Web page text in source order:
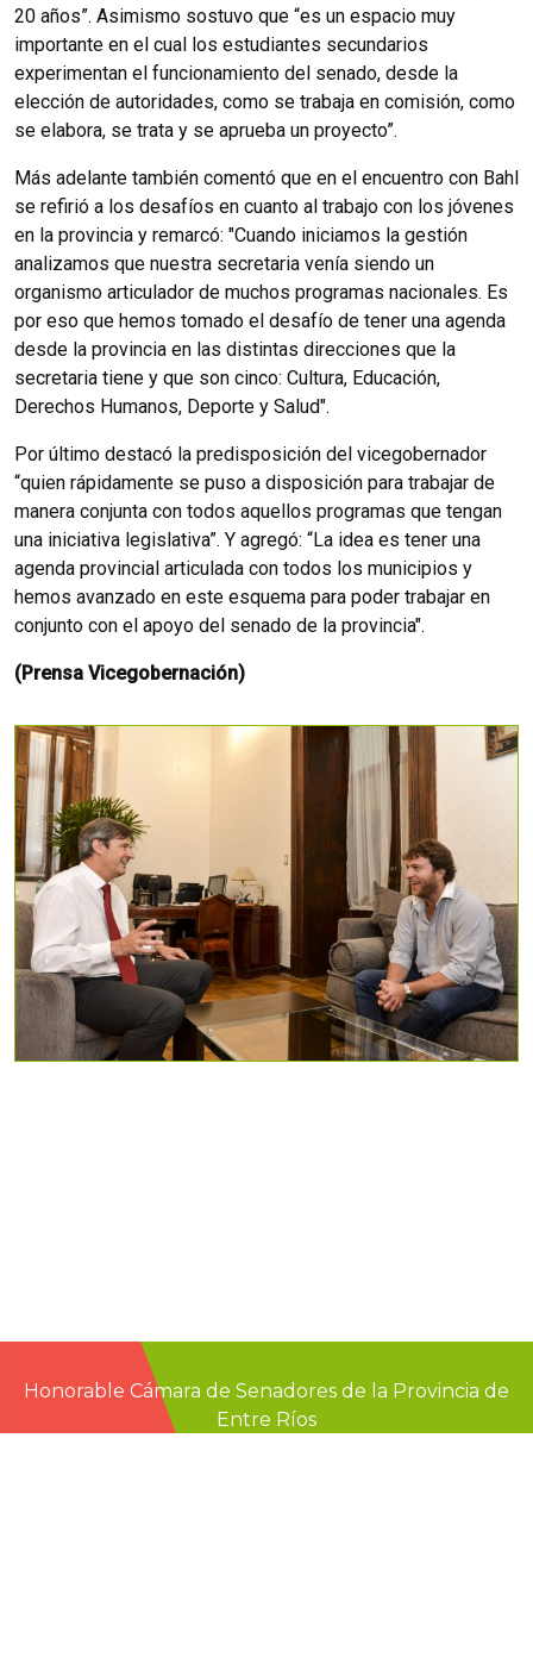
20 años”. Asimismo sostuvo que “es un espacio muy
importante en el cual los estudiantes secundarios
experimentan el funcionamiento del senado, desde la
elección de autoridades, como se trabaja en comisión, como
se elabora, se trata y se aprueba un proyecto”.
Más adelante también comentó que en el encuentro con Bahl
se refirió a los desafíos en cuanto al trabajo con los jóvenes
en la provincia y remarcó: "Cuando iniciamos la gestión
analizamos que nuestra secretaria venía siendo un
organismo articulador de muchos programas nacionales. Es
por eso que hemos tomado el desafío de tener una agenda
desde la provincia en las distintas direcciones que la
secretaria tiene y que son cinco: Cultura, Educación,
Derechos Humanos, Deporte y Salud".
Por último destacó la predisposición del vicegobernador
“quien rápidamente se puso a disposición para trabajar de
manera conjunta con todos aquellos programas que tengan
una iniciativa legislativa”. Y agregó: “La idea es tener una
agenda provincial articulada con todos los municipios y
hemos avanzado en este esquema para poder trabajar en
conjunto con el apoyo del senado de la provincia".
(Prensa Vicegobernación)
Honorable Cámara de Senadores de la Provincia de
Entre Ríos